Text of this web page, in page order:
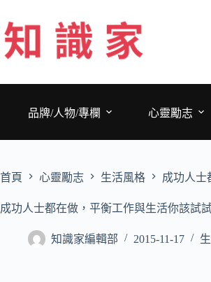
至
主
要
品牌/人物/專欄
心靈勵志
首頁 心靈勵志 生活風格 成功人士
成功人士都在做，平衡工作與生活你該試
知識家編輯部 2015-11-17